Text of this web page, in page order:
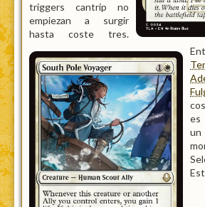
triggers cantrip no
empiezan a surgir
hasta coste tres.
es